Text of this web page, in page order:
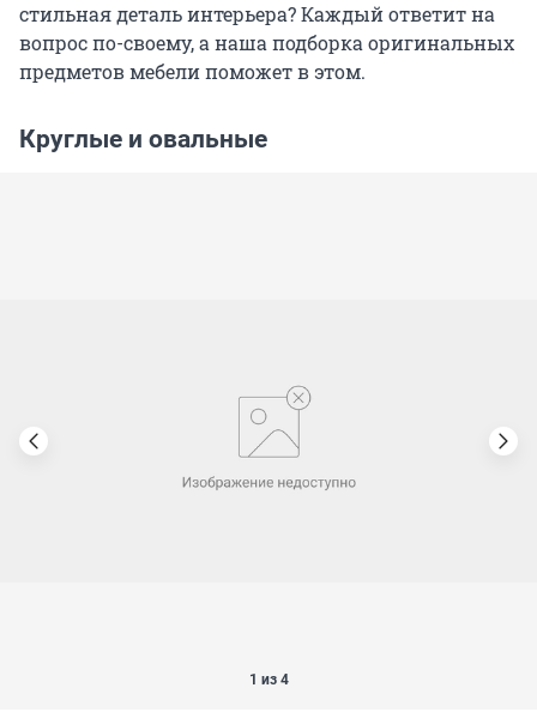
стильная деталь интерьера? Каждый ответит на
вопрос по-своему, а наша подборка оригинальных
предметов мебели поможет в этом.
Круглые и овальные
1 из 4